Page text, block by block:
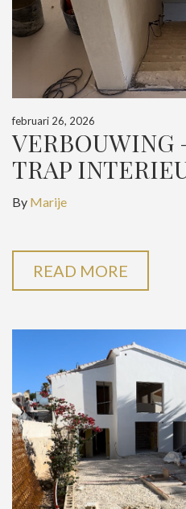
februari 26, 2026
VERBOUWING
TRAP
By Marije
READ MORE